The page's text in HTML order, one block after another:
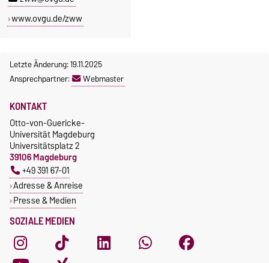
www.ovgu.de/zww
Letzte Änderung: 19.11.2025
Ansprechpartner:
Webmaster
SOZIALE MEDIEN
KONTAKT
Otto-von-Guericke-
Universität Magdeburg
Universitätsplatz 2
39106 Magdeburg
+49 391 67-01
Adresse & Anreise
Presse & Medien